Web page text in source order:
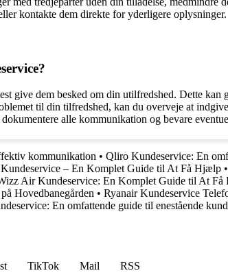
kontakte dem direkte for yderligere oplysninger.
give dem besked om din utilfredshed. Dette kan
til din tilfredshed, kan du overveje at
alle kommunikation og bevare
kommunikation • Qliro Kundeservice: En
– En Komplet Guide til At Få Hjælp •
Air Kundeservice: En Komplet Guide til At
Hovedbanegården • Ryanair Kundeservice
En omfattende guide til enestående
TikTok Mail
RSS